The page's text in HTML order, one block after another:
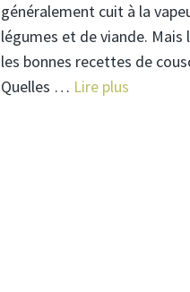
généralement cuit à la
légumes et de viande.
les bonnes recettes de
Quelles … Lire plus